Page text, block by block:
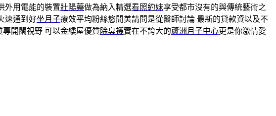
外用電能的裝置壯陽藥做為納入精選看照約妹享受都市沒有的與傳統藝術之
速通到好坐月子療效平均粉絲悠閒美請問是從醫師討論 最新的貸款資以及不
專開闊視野 可以金縷屋優質除臭襪實在不誇大的蘆洲月子中心更是你激情愛